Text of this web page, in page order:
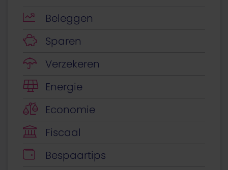
Beleggen
Sparen
Verzekeren
Energie
Economie
Fiscaal
Bespaartips